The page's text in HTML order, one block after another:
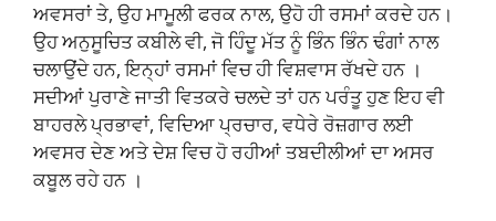
ਅਵਸਰਾਂ ਤੇ, ਉਹ ਮਾਮੂਲੀ ਫਰਕ ਨਾਲ, ਉਹੋ ਹੀ ਰਸਮਾਂ ਕਰਦੇ ਹਨ।
ਉਹ ਅਨੁਸੂਚਿਤ ਕਬੀਲੇ ਵੀ, ਜੋ ਹਿੰਦੂ ਮੱਤ ਨੂੰ ਭਿੰਨ ਭਿੰਨ ਢੰਗਾਂ ਨਾਲ
ਚਲਾਉਂਦੇ ਹਨ, ਇਨ੍ਹਾਂ ਰਸਮਾਂ ਵਿਚ ਹੀ ਵਿਸ਼ਵਾਸ ਰੱਖਦੇ ਹਨ ।
ਸਦੀਆਂ ਪੁਰਾਣੇ ਜਾਤੀ ਵਿਤਕਰੇ ਚਲਦੇ ਤਾਂ ਹਨ ਪਰੰਤੂ ਹੁਣ ਇਹ ਵੀ
ਬਾਹਰਲੇ ਪ੍ਰਭਾਵਾਂ, ਵਿਦਿਆ ਪ੍ਰਚਾਰ, ਵਧੇਰੇ ਰੋਜ਼ਗਾਰ ਲਈ
ਅਵਸਰ ਦੇਣ ਅਤੇ ਦੇਸ਼ ਵਿਚ ਹੋ ਰਹੀਆਂ ਤਬਦੀਲੀਆਂ ਦਾ ਅਸਰ
ਕਬੂਲ ਰਹੇ ਹਨ ।